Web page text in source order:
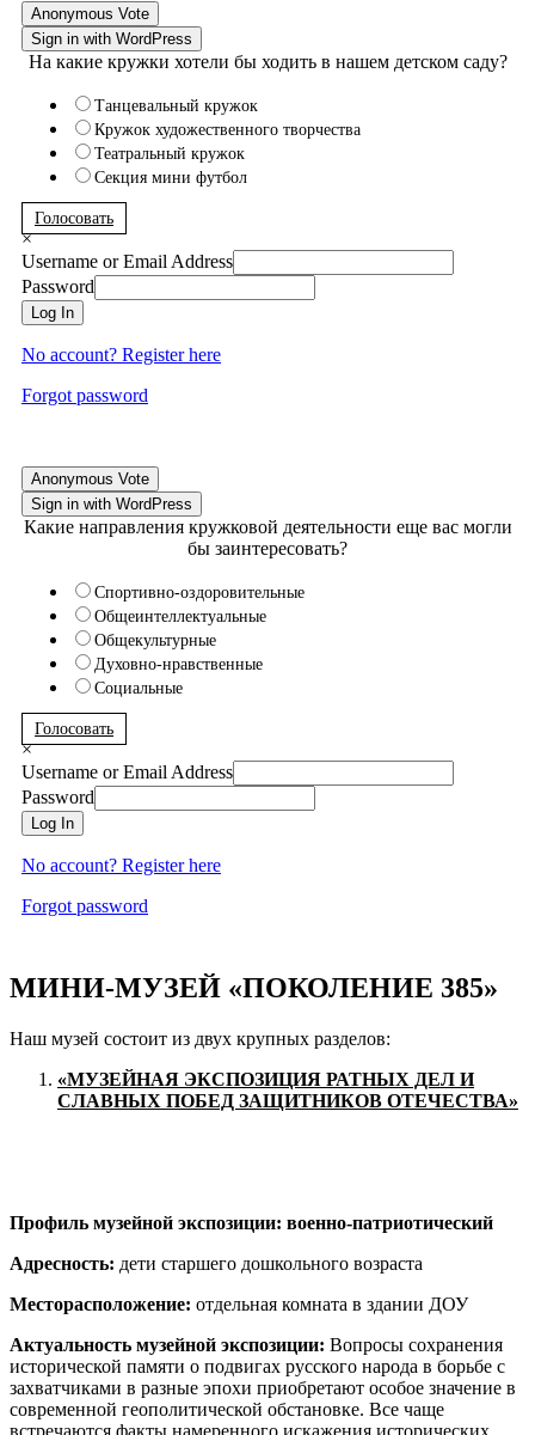
Anonymous Vote
Sign in with WordPress
На какие кружки хотели бы ходить в нашем детском саду?
Танцевальный кружок
Кружок художественного творчества
Театральный кружок
Секция мини футбол
Голосовать
×
Username or Email Address
Password
Log In
No account? Register here
Forgot password
Anonymous Vote
Sign in with WordPress
Какие направления кружковой деятельности еще вас могли
бы заинтересовать?
Спортивно-оздоровительные
Общеинтеллектуальные
Общекультурные
Духовно-нравственные
Социальные
Голосовать
×
Username or Email Address
Password
Log In
No account? Register here
Forgot password
МИНИ-МУЗЕЙ «ПОКОЛЕНИЕ 385»
Наш музей состоит из двух крупных разделов:
«МУЗЕЙНАЯ ЭКСПОЗИЦИЯ РАТНЫХ ДЕЛ И
СЛАВНЫХ ПОБЕД ЗАЩИТНИКОВ ОТЕЧЕСТВА»
Профиль музейной экспозиции: военно-патриотический
Адресность: дети старшего дошкольного возраста
Месторасположение: отдельная комната в здании ДОУ
Актуальность музейной экспозиции: Вопросы сохранения
исторической памяти о подвигах русского народа в борьбе с
захватчиками в разные эпохи приобретают особое значение в
современной геополитической обстановке. Все чаще
встречаются факты намеренного искажения исторических